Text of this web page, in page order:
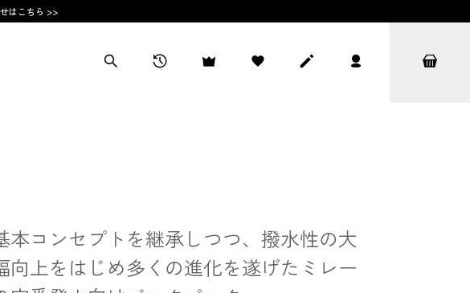
はこちら >>
本コンセプトを継承しつつ、撥水性の大
向上をはじめ多くの進化を遂げたミレー